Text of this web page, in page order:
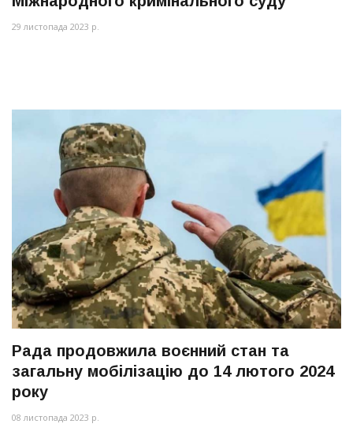
29 листопада 2023 р.
Рада продовжила воєнний стан та
загальну мобілізацію до 14 лютого 2024
року
08 листопада 2023 р.